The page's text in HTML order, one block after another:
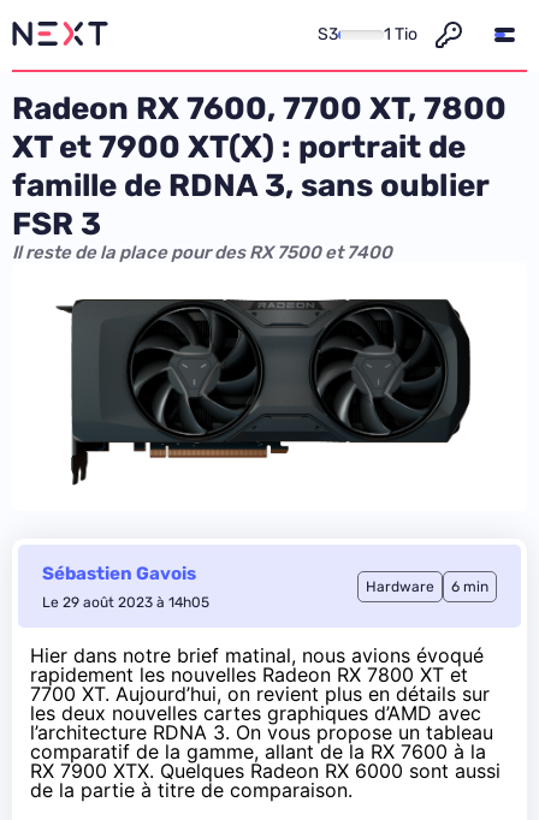
S3 1 Tio
Radeon RX 7600, 7700 XT, 7800
XT et 7900 XT(X) : portrait de
famille de RDNA 3, sans oublier
FSR 3
Il reste de la place pour des RX 7500 et 7400
Sébastien Gavois
Le 29 août 2023 à 14h05
Hardware 6 min
Hier dans notre brief matinal, nous avions évoqué
rapidement les nouvelles Radeon RX 7800 XT et
7700 XT. Aujourd’hui, on revient plus en détails sur
les deux nouvelles cartes graphiques d’AMD avec
l’architecture RDNA 3. On vous propose un tableau
comparatif de la gamme, allant de la RX 7600 à la
RX 7900 XTX. Quelques Radeon RX 6000 sont aussi
de la partie à titre de comparaison.